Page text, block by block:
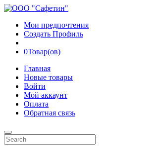
Мои предпочтения
Создать Профиль
0Товар(ов)
Главная
Новые товары
Войти
Мой аккаунт
Оплата
Обратная связь